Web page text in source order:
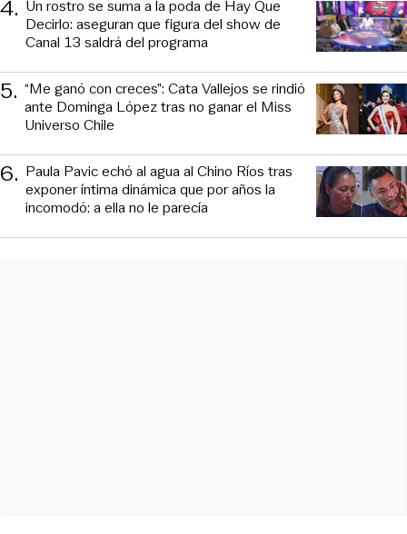
4. Un rostro se suma a la poda de Hay Que
Decirlo: aseguran que figura del show de
Canal 13 saldrá del programa
5. “Me ganó con creces”: Cata Vallejos se rindió
ante Dominga López tras no ganar el Miss
Universo Chile
6. Paula Pavic echó al agua al Chino Ríos tras
exponer íntima dinámica que por años la
incomodó: a ella no le parecía